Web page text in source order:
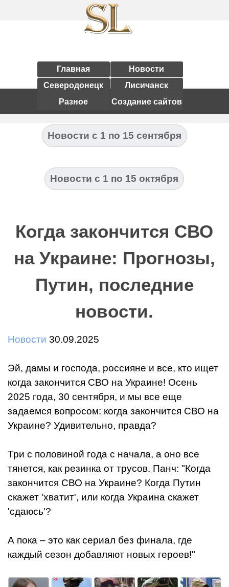
Главная
Новости
Северодонецк
Лисичанск
Разное
Создание сайтов
Новости с 1 по 15 сентября
Новости с 1 по 15 октября
Когда закончится СВО
на Украине: Прогнозы,
Путин, последние
новости.
Новости 30.09.2025
Эй, дамы и господа, россияне и все, кто ищет
когда закончится СВО на Украине! Осень
2025 года, 30 сентября, и мы все еще
задаемся вопросом: когда закончится СВО на
Украине? Удивительно, правда?
Три с половиной года с начала, а оно все
тянется, как резинка от трусов. Панч: "Когда
закончится СВО на Украине? Когда Путин
скажет 'хватит', или когда Украина скажет
'сдаюсь'?
А пока – это как сериал без финала, где
каждый сезон добавляют новых героев!"